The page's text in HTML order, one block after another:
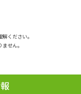
について
ください。
せん。